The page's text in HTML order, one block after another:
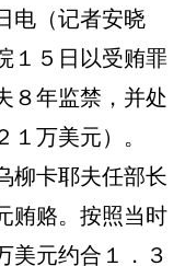
（记者安晓
１５日以受贿罪
８年监禁，并处
万美元）。
卡耶夫任部长
贿赂。按照当时
美元约合１．３